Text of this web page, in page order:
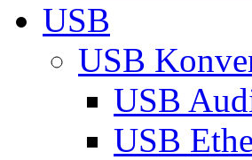
USB
USB
USB
USB